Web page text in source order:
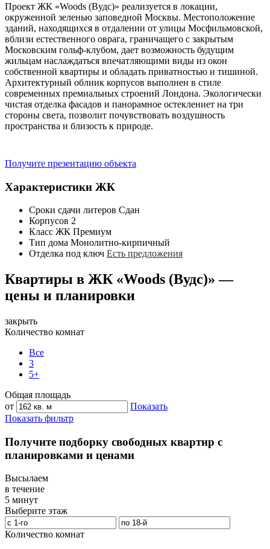
Проект ЖК «Woods (Вудс)» реализуется в локации,
окруженной зеленью заповедной Москвы. Местоположение
зданий, находящихся в отдалении от улицы Мосфильмовской,
вблизи естественного оврага, граничащего с закрытым
Московским гольф-клубом, дает возможность будущим
жильцам наслаждаться впечатляющими виды из окон
собственной квартиры и обладать приватностью и тишиной.
Архитектурный облиик корпусов выполнен в стиле
современных премиальных строений Лондона. Экологически
чистая отделка фасадов и панорамное остеклениет на три
стороны света, позволит почувствовать воздушность
пространства и близость к природе.
Получите презентацию объекта
Характеристики ЖК
Сроки сдачи литеров Сдан
Корпусов 2
Класс ЖК Премиум
Тип дома Монолитно-кирпичный
Отделка под ключ Есть предложения
Квартиры в ЖК «Woods (Вудс)» —
цены и планировки
закрыть
Количество комнат
Все
3
5+
Общая площадь
от
Показать
Показать фильтр
Получите подборку свободных квартир с
планировками и ценами
Высылаем
в течение
5 минут
Выберите этаж
Количество комнат